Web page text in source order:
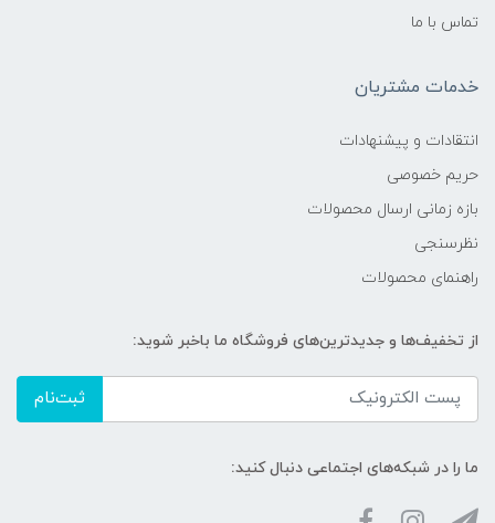
تماس با ما
خدمات مشتریان
انتقادات و پیشنهادات
حریم خصوصی
بازه زمانی ارسال محصولات
نظرسنجی
راهنمای محصولات
از تخفیف‌ها و جدیدترین‌های فروشگاه ما باخبر شوید:
ثبت‌نام
ما را در شبکه‌های اجتماعی دنبال کنید: